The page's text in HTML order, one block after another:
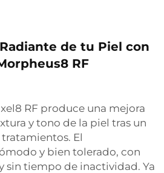
de tu Piel con
RF
RF produce una mejora
y tono de la piel tras un
El
y bien tolerado, con
sin tiempo de inactividad. Ya